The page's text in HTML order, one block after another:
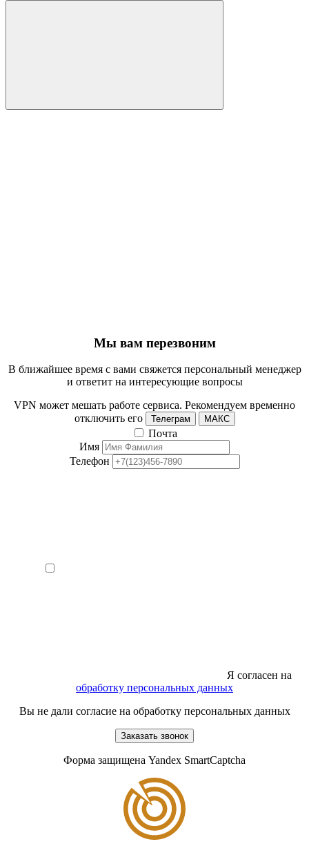
Мы вам перезвоним
В ближайшее время с вами свяжется персональный менеджер
и ответит на интересующие вопросы
VPN может мешать работе сервиса. Рекомендуем временно
отключить его
Телеграм МАКС
Почта
Имя
Телефон
Я согласен на
обработку персональных данных
Вы не дали согласие на обработку персональных данных
Заказать звонок
Форма защищена Yandex SmartCaptcha